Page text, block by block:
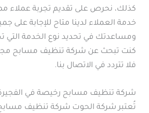
كذلك، نحرص على تقديم تجربة عملاء
خدمة العملاء لدينا متاح للإجابة على
ومساعدتك في تحديد نوع الخدمة التي
كنت تبحث عن شركة تنظيف مسابح
فلا تتردد في الاتصال بنا.
شركة تنظيف مسابح رخيصة في
تُعتبر شركة الحوت شركة تنظيف مسابح